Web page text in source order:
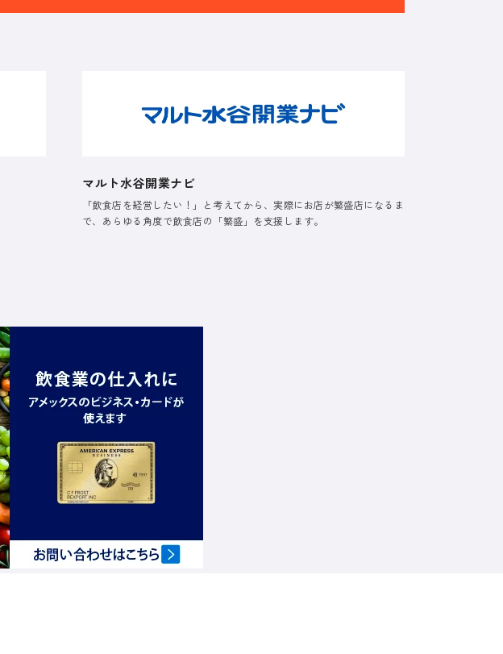
マルト水谷開業ナビ
「飲食店を経営したい！」と考えてから、実際にお店が繁盛店になるま
で、あらゆる角度で飲食店の「繁盛」を支援します。